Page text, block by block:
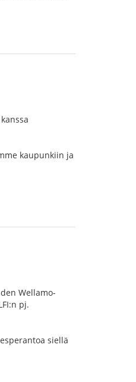
kaupunkiin ja
Wellamo-
pj.
siellä